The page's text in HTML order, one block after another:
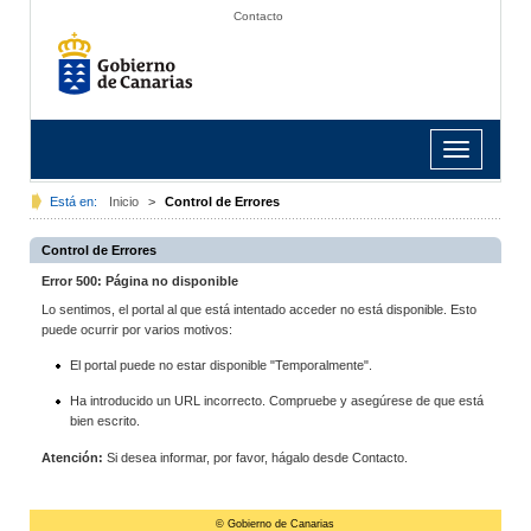
Contacto
Toggle
navigation
Está en: Inicio > Control de Errores
Control de Errores
Error 500: Página no disponible
Lo sentimos, el portal al que está intentado acceder no está disponible. Esto
puede ocurrir por varios motivos:
El portal puede no estar disponible "Temporalmente".
Ha introducido un URL incorrecto. Compruebe y asegúrese de que está
bien escrito.
Atención: Si desea informar, por favor, hágalo desde Contacto.
© Gobierno de Canarias